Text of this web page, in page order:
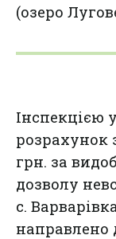
(озеро
Інспекцією
розрахунок
грн. за
дозволу
с.